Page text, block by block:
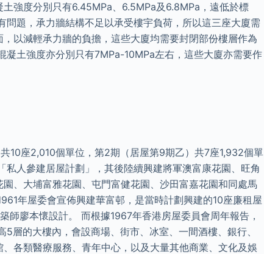
強度分別只有6.45MPa、6.5MPa及6.8MPa，遠低於標
題，承力牆結構不足以承受樓宇負荷，所以這三座大廈需
以減輕承力牆的負擔，這些大廈均需要封閉部份樓層作為
凝土強度亦分別只有7MPa-10MPa左右，這些大廈亦需要作
10座2,010個單位，第2期（居屋第9期乙）共7座1,932個單
人參建居屋計劃」，其後陸續興建將軍澳富康花園、旺角
、大埔富雅花園、屯門富健花園、沙田富嘉花園和同處馬
年屋委會宣佈興建華富邨，是當時計劃興建的10座廉租屋
師廖本懷設計。 而根據1967年香港房屋委員會周年報告，
層的大樓內，會設商場、街市、冰室、一間酒樓、銀行、
各類醫療服務、青年中心，以及大量其他商業、文化及娛